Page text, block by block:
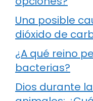
Una posible
dióxido de
¿A qué reino
bacterias?
Dios durante